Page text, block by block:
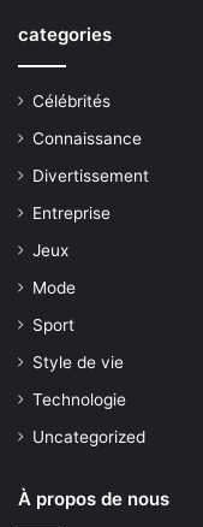
categories
Célébrités
Connaissance
Divertissement
Entreprise
Jeux
Mode
Sport
Style de vie
Technologie
Uncategorized
À propos de nous